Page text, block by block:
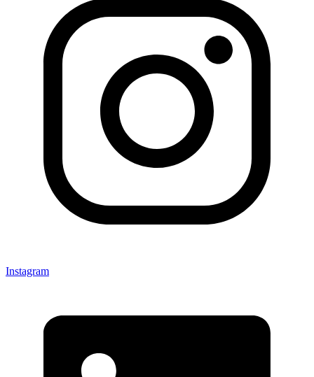
Instagram